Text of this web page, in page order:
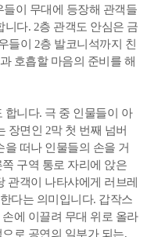
들이 무대에 등장해 관객들
다. 2층 관객도 안심은 금
들이 2층 발코니석까지 친
호흡할 마음의 준비를 해
합니다. 극 중 인물들이 아
장면인 2막 첫 번째 넘버
을 떠나 인물들의 손을 거
구역 통로 자리에 앉은
관객이 나타샤에게 러브레
다는 의미입니다. 갑작스
에 이끌려 무대 위로 올라
로 공연의 일부가 되는,